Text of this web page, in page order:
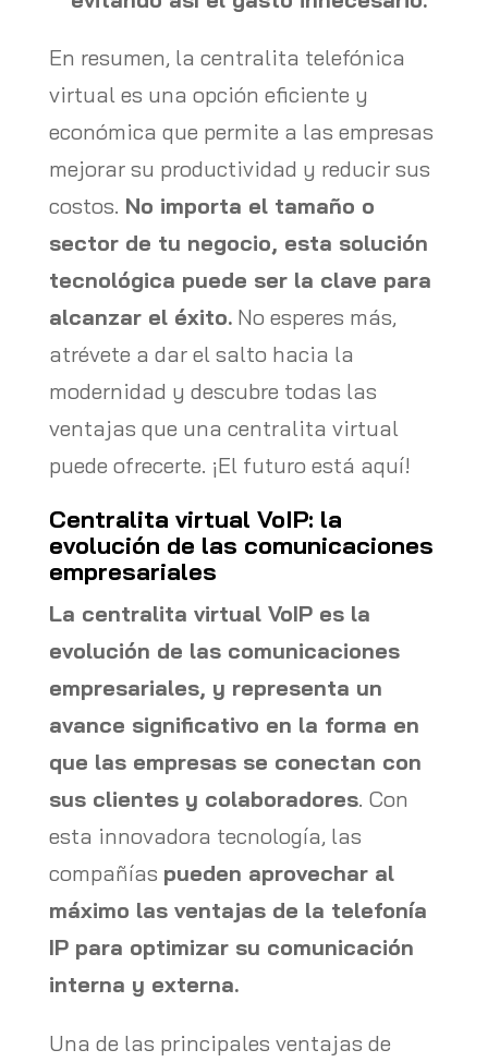
En resumen, la centralita telefónica
virtual es una opción eficiente y
económica que permite a las empresas
mejorar su productividad y reducir sus
costos. No importa el tamaño o
sector de tu negocio, esta solución
tecnológica puede ser la clave para
alcanzar el éxito.No esperes más,
atrévete a dar el salto hacia la
modernidad y descubre todas las
ventajas que una centralita virtual
puede ofrecerte. ¡El futuro está aquí!
Centralita virtual VoIP: la
evolución de las comunicaciones
empresariales
La centralita virtual VoIP es la
evolución de las comunicaciones
empresariales, y representa un
avance significativo en la forma en
que las empresas se conectan con
sus clientes y colaboradores. Con
esta innovadora tecnología, las
compañías pueden aprovechar al
máximo las ventajas de la telefonía
IP para optimizar su comunicación
interna y externa.
Una de las principales ventajas de